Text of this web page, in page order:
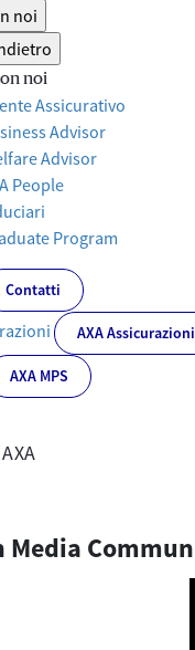
noi
noi
Assicurativo
Advisor
Advisor
People
Program
Contatti
AXA Assicurazioni
AXA MPS
Media